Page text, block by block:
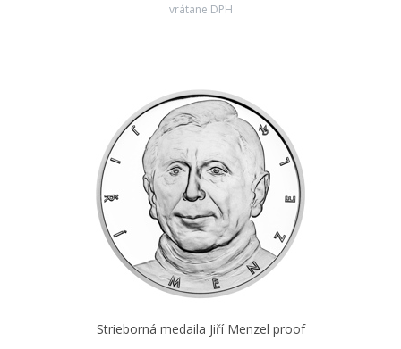
vrátane DPH
Strieborná medaila Jiří Menzel proof